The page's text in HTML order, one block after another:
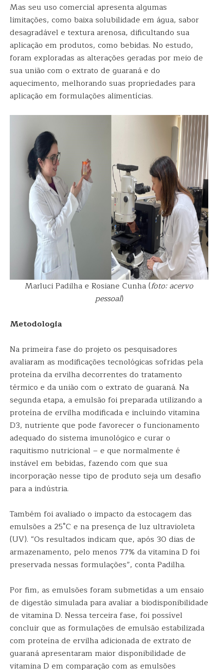
Mas seu uso comercial apresenta algumas
limitações, como baixa solubilidade em água, sabor
desagradável e textura arenosa, dificultando sua
aplicação em produtos, como bebidas. No estudo,
foram exploradas as alterações geradas por meio de
sua união com o extrato de guaraná e do
aquecimento, melhorando suas propriedades para
aplicação em formulações alimentícias.
Marluci Padilha e Rosiane Cunha (foto: acervo
pessoal)
Metodologia
Na primeira fase do projeto os pesquisadores
avaliaram as modificações tecnológicas sofridas pela
proteína da ervilha decorrentes do tratamento
térmico e da união com o extrato de guaraná. Na
segunda etapa, a emulsão foi preparada utilizando a
proteína de ervilha modificada e incluindo vitamina
D3, nutriente que pode favorecer o funcionamento
adequado do sistema imunológico e curar o
raquitismo nutricional – e que normalmente é
instável em bebidas, fazendo com que sua
incorporação nesse tipo de produto seja um desafio
para a indústria.
Também foi avaliado o impacto da estocagem das
emulsões a 25°C e na presença de luz ultravioleta
(UV). “Os resultados indicam que, após 30 dias de
armazenamento, pelo menos 77% da vitamina D foi
preservada nessas formulações”, conta Padilha.
Por fim, as emulsões foram submetidas a um ensaio
de digestão simulada para avaliar a biodisponibilidade
de vitamina D. Nessa terceira fase, foi possível
concluir que as formulações de emulsão estabilizada
com proteína de ervilha adicionada de extrato de
guaraná apresentaram maior disponibilidade de
vitamina D em comparação com as emulsões